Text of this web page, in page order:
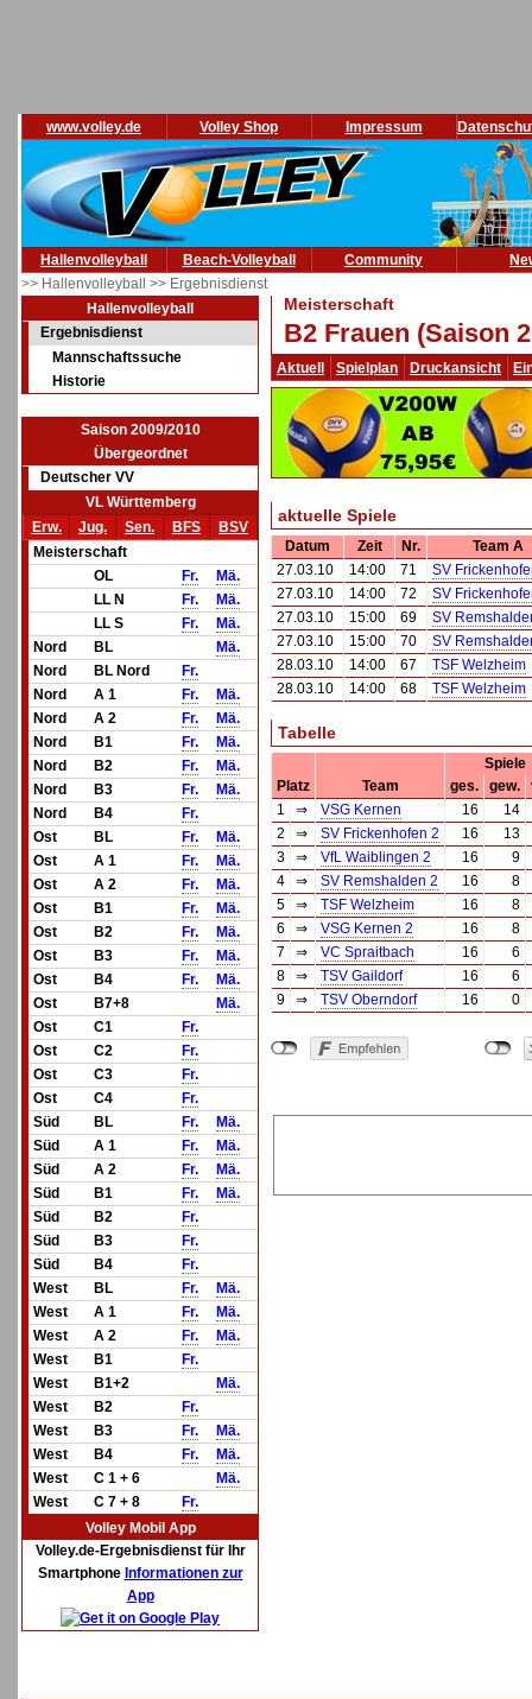
www.volley.de Volley Shop Impressum
Hallenvolleyball Beach-Volleyball Community
>> Hallenvolleyball >> Ergebnisdienst
Hallenvolleyball
Ergebnisdienst
Mannschaftssuche
Historie
Saison 2009/2010
Übergeordnet
Deutscher VV
VL Württemberg
Erw.
Jug. Sen. BFS
BSV
Meisterschaft
OL
Fr.
Mä.
LL N
Fr.
Mä.
LL S
Fr.
Mä.
Nord
BL
Mä.
Nord
BL Nord
Fr.
Nord
A 1 Fr.
Mä.
Nord
A 2 Fr.
Mä.
Nord
B1 Fr.
Mä.
Nord
B2 Fr.
Mä.
Nord
B3 Fr.
Mä.
Nord
B4
Fr.
Ost
BL Fr.
Mä.
Ost
A 1 Fr.
Mä.
Ost
A 2 Fr.
Mä.
Ost
B1 Fr.
Mä.
Ost
B2 Fr.
Mä.
Ost
B3 Fr.
Mä.
Ost
B4 Fr.
Mä.
Ost
B7+8
Mä.
Ost
C1
Fr.
Ost
C2
Fr.
Ost
C3
Fr.
Ost
C4
Fr.
Süd
BL Fr.
Mä.
Süd
A 1 Fr.
Mä.
Süd
A 2 Fr.
Mä.
Süd
B1 Fr.
Mä.
Süd
B2
Fr.
Süd
B3
Fr.
Süd
B4
Fr.
West
BL Fr.
Mä.
West
A 1 Fr.
Mä.
West
A 2 Fr.
Mä.
West
B1
Fr.
West
B1+2
Mä.
West
B2
Fr.
West
B3 Fr.
Mä.
West
B4 Fr.
Mä.
West
C 1 + 6
Mä.
West
C 7 + 8
Fr.
Volley Mobil App
Volley.de-Ergebnisdienst für Ihr
Smartphone Informationen zur
App
Meisterschaft
B2 Frauen (Saison
Aktuell Spielplan Druckansicht
aktuelle Spiele
Datum Zeit Nr.
Team A
27.03.10
14:00 71
SV
27.03.10
14:00 72
SV
27.03.10
15:00 69
SV
27.03.10
15:00 70
SV
28.03.10
14:00 67
TSF Welzheim
28.03.10
14:00 68 TSF Welzheim
Tabelle
Spiele
Platz
Team ges. gew.
1
⇒ VSG Kernen 16
14
2
⇒ SV Frickenhofen 2 16
13
3
⇒ VfL Waiblingen 2 16
9
4
⇒ SV Remshalden 2 16
8
5
⇒ TSF Welzheim 16
8
6
⇒ VSG Kernen 2 16
8
7
⇒ VC Spraitbach 16
6
8
⇒ TSV Gaildorf 16
6
9
⇒ TSV Oberndorf 16 0